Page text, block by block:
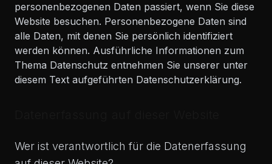
personenbezogenen Daten passiert, wenn Sie diese
Website besuchen. Personenbezogene Daten sind
alle Daten, mit denen Sie persönlich identifiziert
werden können. Ausführliche Informationen zum
Thema Datenschutz entnehmen Sie unserer unter
diesem Text aufgeführten Datenschutzerklärung.
Wer ist verantwortlich für die Datenerfassung